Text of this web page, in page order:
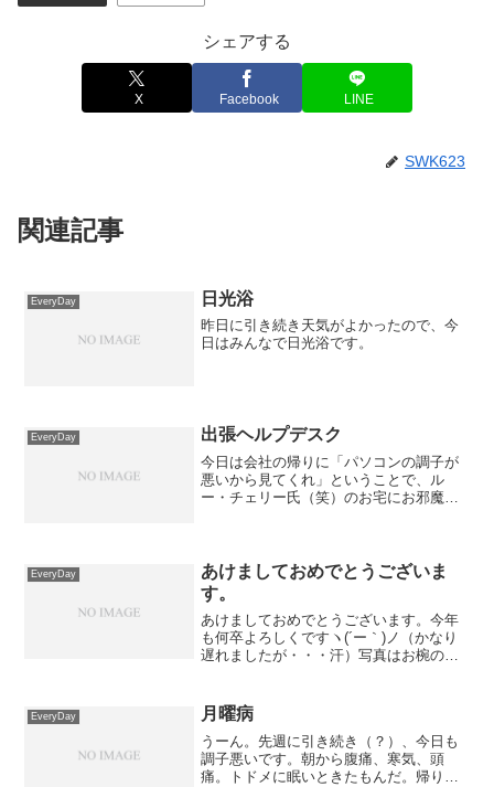
シェアする
X Facebook LINE
SWK623
関連記事
EveryDay 日光浴
昨日に引き続き天気がよかったので、今
日はみんなで日光浴です。
EveryDay 出張ヘルプデスク
今日は会社の帰りに「パソコンの調子が
悪いから見てくれ」ということで、ル
ー・チェリー氏（笑）のお宅にお邪魔し
「SPYBOT」な...
EveryDay
あけましておめでとうございま
す。
あけましておめでとうございます。今年
も何卒よろしくですヽ(´ー｀)ノ（かなり
遅れましたが・・・汗）写真はお椀の蓋
ださい。
EveryDay 月曜病
うーん。先週に引き続き（？）、今日も
調子悪いです。朝から腹痛、寒気、頭
痛。トドメに眠いときたもんだ。帰り道